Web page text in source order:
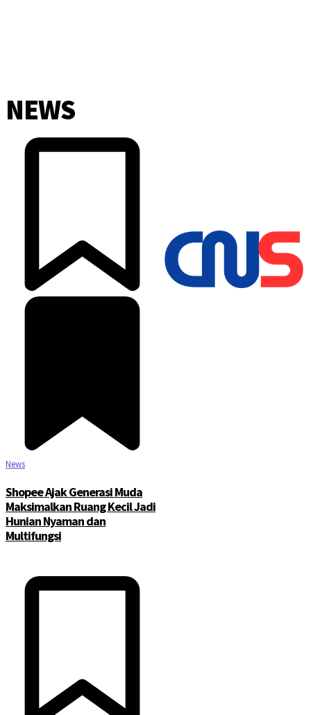
NEWS
News
Shopee Ajak Generasi Muda
Maksimalkan Ruang Kecil Jadi
Hunian Nyaman dan
Multifungsi